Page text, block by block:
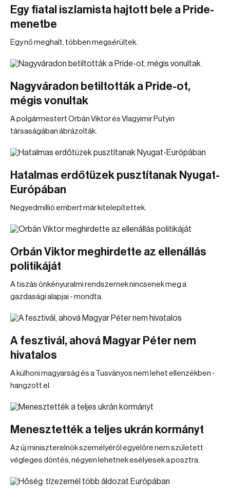
Egy fiatal iszlamista hajtott bele a Pride-
menetbe
Egy nő meghalt, többen megsérültek.
Nagyváradon betiltották a Pride-ot,
mégis vonultak
A polgármestert Orbán Viktor és Vlagyimir Putyin
társaságában ábrázolták.
Hatalmas erdőtüzek pusztítanak Nyugat-
Európában
Negyedmillió embert már kitelepítettek.
Orbán Viktor meghirdette az ellenállás
politikáját
A tiszás önkényuralmi rendszernek nincsenek meg a
gazdasági alapjai - mondta.
A fesztivál, ahová Magyar Péter nem
hivatalos
A külhoni magyarság és a Tusványos nem lehet ellenzékben -
hangzott el.
Menesztették a teljes ukrán kormányt
Az új miniszterelnök személyéről egyelőre nem született
végleges döntés, négyen lehetnek esélyesek a posztra.